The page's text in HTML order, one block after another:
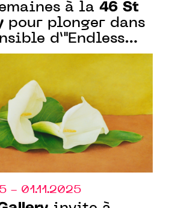
à la 46 St
pour plonger dans
d’"Endless
Paul-de-Vence
- 01.11.2025